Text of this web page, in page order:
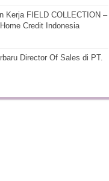
Kerja FIELD COLLECTION –
Credit Indonesia
Director Of Sales di PT.